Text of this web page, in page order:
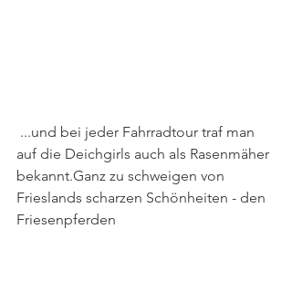
auf die Deichgirls auch als Rasenmäher
bekannt.Ganz zu schweigen von
Frieslands scharzen Schönheiten - den
Friesenpferden